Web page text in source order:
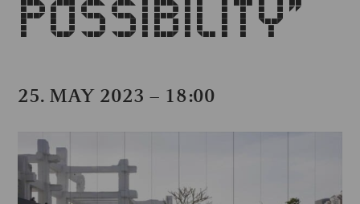
POSSIBILITY”
25. MAY 2023 – 18:00